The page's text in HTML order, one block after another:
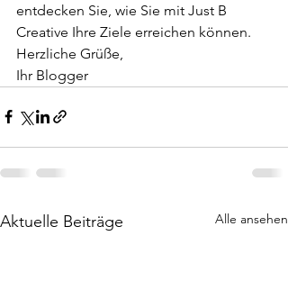
entdecken Sie, wie Sie mit Just B
Creative Ihre Ziele erreichen können.
Herzliche Grüße,
Ihr Blogger
Aktuelle Beiträge Alle ansehen